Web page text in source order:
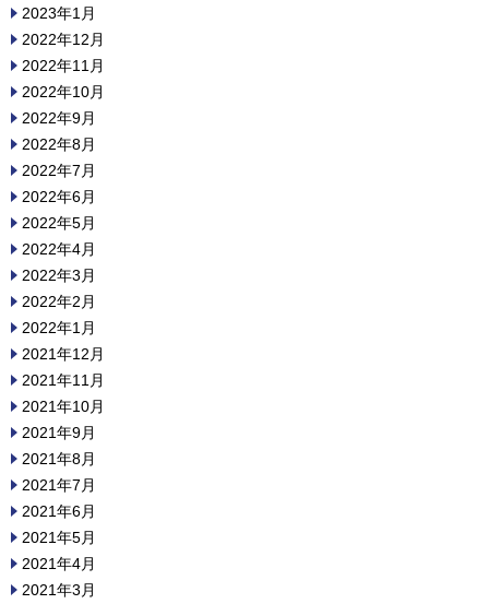
2023年1月
2022年12月
2022年11月
2022年10月
2022年9月
2022年8月
2022年7月
2022年6月
2022年5月
2022年4月
2022年3月
2022年2月
2022年1月
2021年12月
2021年11月
2021年10月
2021年9月
2021年8月
2021年7月
2021年6月
2021年5月
2021年4月
2021年3月